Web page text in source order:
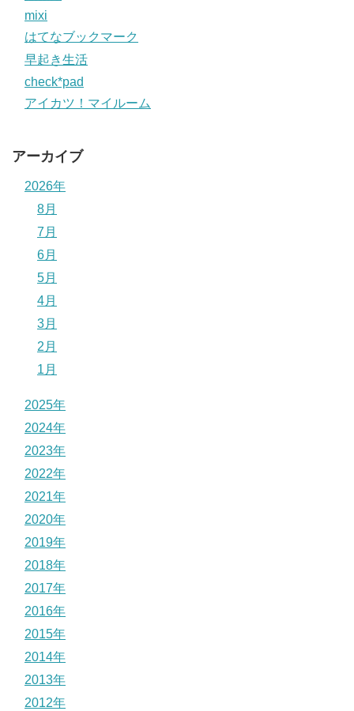
mixi
はてなブックマーク
早起き生活
check*pad
アイカツ！マイルーム
アーカイブ
2026年
8月
7月
6月
5月
4月
3月
2月
1月
2025年
2024年
2023年
2022年
2021年
2020年
2019年
2018年
2017年
2016年
2015年
2014年
2013年
2012年